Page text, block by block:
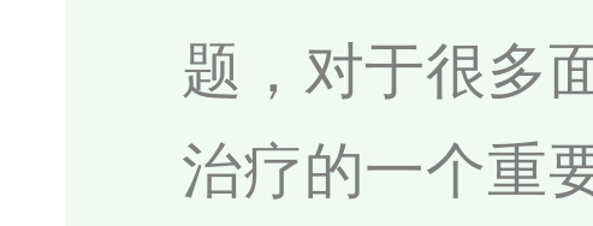
题，对于很多
治疗的一个重